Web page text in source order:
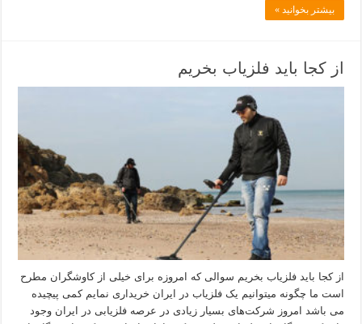
بیشتر بخوانید »
از کجا باید فلزیاب بخریم
از کجا باید فلزیاب بخریم سوالی که امروزه برای خیلی از کاوشگران مطرح
است ما چگونه میتوانیم یک فلزیاب در ایران خریداری نمایم کمی پیچیده
می باشد امروز شرکت‌های بسیار زیادی در عرصه فلزیابی در ایران وجود